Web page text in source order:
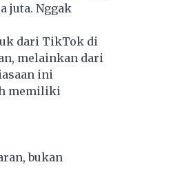
juta. Nggak
dari TikTok di
melainkan dari
ini
memiliki
bukan